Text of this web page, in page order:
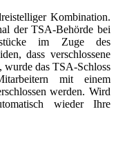
Kombination.
der TSA-Behörde bei
im Zuge des
dass verschlossene
wurde das TSA-Schloss
mit einem
werden. Wird
wieder Ihre